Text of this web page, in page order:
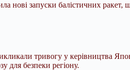
нові запуски балістичних
тривогу у керівництва
для безпеки регіону.